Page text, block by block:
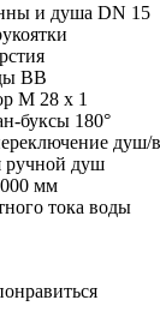
и душа DN 15
BB
M 28 x 1
буксы 180°
душ/
ручной душ
мм
тока воды